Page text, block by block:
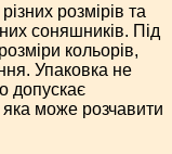
розмірів та
соняшників. Під
кольорів,
Упаковка не
допускає
яка може розчавити